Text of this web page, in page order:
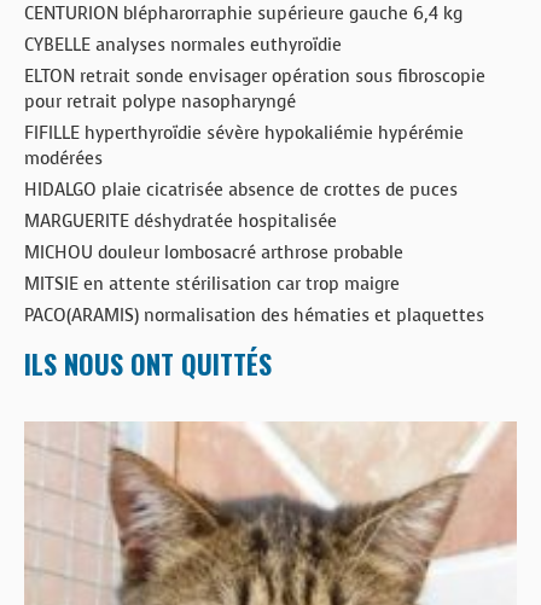
CENTURION blépharorraphie supérieure gauche 6,4 kg
CYBELLE analyses normales euthyroïdie
ELTON retrait sonde envisager opération sous fibroscopie
pour retrait polype nasopharyngé
FIFILLE hyperthyroïdie sévère hypokaliémie hypérémie
modérées
HIDALGO plaie cicatrisée absence de crottes de puces
MARGUERITE déshydratée hospitalisée
MICHOU douleur lombosacré arthrose probable
MITSIE en attente stérilisation car trop maigre
PACO(ARAMIS) normalisation des hématies et plaquettes
ILS NOUS ONT QUITTÉS